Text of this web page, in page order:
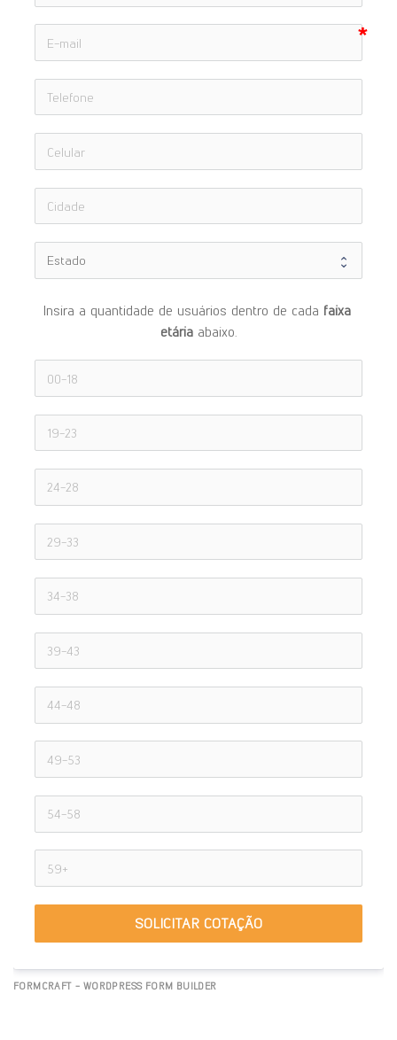
Insira a quantidade de usuários dentro de cada faixa
etária abaixo.
SOLICITAR COTAÇÃO
FORMCRAFT - WORDPRESS FORM BUILDER